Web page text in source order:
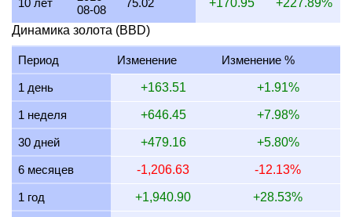
16 июля 2026 6,972.11 224.15
15 июля 2026 7,113.82 228,709.35
14 июля 2026 7,113.82 228.71 228,709.35 2,667.68
13 июля 2026 7,000.00 225.05 225,050.00 2,625.00
12 июля 2026 7,201.65 231.53 231,532.92 2,700.62
11 июля 2026 7,201.65 231.53 231,532.92 2,700.62
10 июля 2026 7,172.13 230.58 230,584.02 2,689.55
10 лет
08-08
75.02 +170.95 +227.89%
Динамика золота (BBD)
Период Изменение Изменение %
1 день +163.51 +1.91%
1 неделя +646.45 +7.98%
30 дней +479.16 +5.80%
6 месяцев -1,206.63 -12.13%
1 год +1,940.90 +28.53%